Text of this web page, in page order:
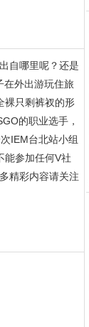
自哪里呢？还是
在外出游玩住旅
裸只剩裤衩的形
的职业选手，
IEM台北站小组
能参加任何V社
精彩内容请关注